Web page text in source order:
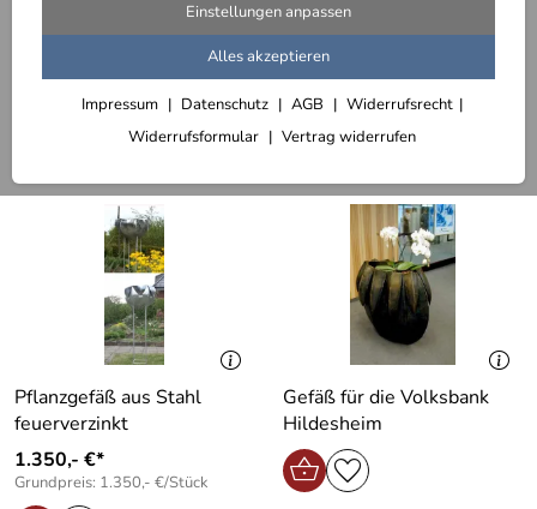
Einstellungen anpassen
Alles akzeptieren
Impressum Datenschutz AGB
Widerrufsrecht
Widerrufsformular
Vertrag widerrufen
Gefäße aus 1 mm rostigem Stahlblech
Sortieren
Pflanzgefäß aus Stahl
feuerverzinkt
1.350,- €*
Grundpreis: 1.350,- €/Stück
Gefäß für die Volksbank
Hildesheim